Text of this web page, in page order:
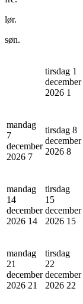
lør.
søn.
tirsdag 1
december
2026 1
mandag
7
december
2026 7
tirsdag 8
december
2026 8
mandag
14
december
2026 14
tirsdag
15
december
2026 15
mandag
21
december
2026 21
tirsdag
22
december
2026 22